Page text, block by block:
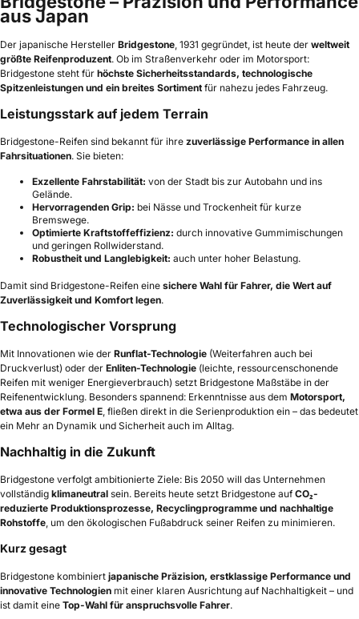
aus Japan
Der japanische Hersteller Bridgestone, 1931 gegründet, ist heute der weltweit
größte Reifenproduzent. Ob im Straßenverkehr oder im Motorsport:
Bridgestone steht für höchste Sicherheitsstandards, technologische
Spitzenleistungen und ein breites Sortiment für nahezu jedes Fahrzeug.
Leistungsstark auf jedem Terrain
Bridgestone-Reifen sind bekannt für ihre zuverlässige Performance in allen
Fahrsituationen. Sie bieten:
Exzellente Fahrstabilität: von der Stadt bis zur Autobahn und ins
Gelände.
Hervorragenden Grip: bei Nässe und Trockenheit für kurze
Bremswege.
Optimierte Kraftstoffeffizienz: durch innovative Gummimischungen
und geringen Rollwiderstand.
Robustheit und Langlebigkeit: auch unter hoher Belastung.
Damit sind Bridgestone-Reifen eine sichere Wahl für Fahrer, die Wert auf
Zuverlässigkeit und Komfort legen.
Technologischer Vorsprung
Mit Innovationen wie der Runflat-Technologie (Weiterfahren auch bei
Druckverlust) oder der Enliten-Technologie (leichte, ressourcenschonende
Reifen mit weniger Energieverbrauch) setzt Bridgestone Maßstäbe in der
Reifenentwicklung. Besonders spannend: Erkenntnisse aus dem Motorsport,
etwa aus der Formel E, fließen direkt in die Serienproduktion ein – das bedeutet
ein Mehr an Dynamik und Sicherheit auch im Alltag.
Nachhaltig in die Zukunft
Bridgestone verfolgt ambitionierte Ziele: Bis 2050 will das Unternehmen
vollständig klimaneutral sein. Bereits heute setzt Bridgestone aufCO₂-
reduzierte Produktionsprozesse, Recyclingprogramme und nachhaltige
Rohstoffe, um den ökologischen Fußabdruck seiner Reifen zu minimieren.
Kurz gesagt
Bridgestone kombiniert japanische Präzision, erstklassige Performance und
innovative Technologien mit einer klaren Ausrichtung auf Nachhaltigkeit – und
ist damit eine Top-Wahl für anspruchsvolle Fahrer.